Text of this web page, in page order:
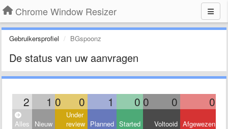
Chrome Window Resizer
Gebruikersprofiel BGspoonz
De status van uw aanvragen
2 1 0 0 1 0 0 0 0
Alles Nieuw
Under
review Planned Started Voltooid Afgewezen